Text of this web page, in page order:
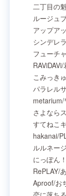
二丁目の
ルージュ
アップア
シンデレ
フューチ
RAViDAVi/
こみっき
パラレル
metarium/
さよなら
すてねこ
hakanai/
ルルネー
にっぽん
RePLAY/
Aproof/お